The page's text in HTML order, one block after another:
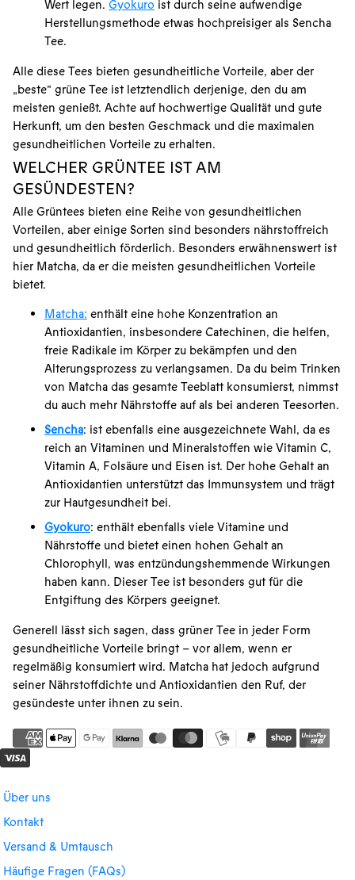
Wert legen. Gyokuro ist durch seine aufwendige
Herstellungsmethode etwas hochpreisiger als Sencha
Tee.
Alle diese Tees bieten gesundheitliche Vorteile, aber der
„beste“ grüne Tee ist letztendlich derjenige, den du am
meisten genießt. Achte auf hochwertige Qualität und gute
Herkunft, um den besten Geschmack und die maximalen
gesundheitlichen Vorteile zu erhalten.
WELCHER GRÜNTEE IST AM
GESÜNDESTEN?
Alle Grüntees bieten eine Reihe von gesundheitlichen
Vorteilen, aber einige Sorten sind besonders nährstoffreich
und gesundheitlich förderlich. Besonders erwähnenswert ist
hier Matcha, da er die meisten gesundheitlichen Vorteile
bietet.
Matcha: enthält eine hohe Konzentration an
Antioxidantien, insbesondere Catechinen, die helfen,
freie Radikale im Körper zu bekämpfen und den
Alterungsprozess zu verlangsamen. Da du beim Trinken
von Matcha das gesamte Teeblatt konsumierst, nimmst
du auch mehr Nährstoffe auf als bei anderen Teesorten.
Sencha: ist ebenfalls eine ausgezeichnete Wahl, da es
reich an Vitaminen und Mineralstoffen wie Vitamin C,
Vitamin A, Folsäure und Eisen ist. Der hohe Gehalt an
Antioxidantien unterstützt das Immunsystem und trägt
zur Hautgesundheit bei.
Gyokuro: enthält ebenfalls viele Vitamine und
Nährstoffe und bietet einen hohen Gehalt an
Chlorophyll, was entzündungshemmende Wirkungen
haben kann. Dieser Tee ist besonders gut für die
Entgiftung des Körpers geeignet.
Generell lässt sich sagen, dass grüner Tee in jeder Form
gesundheitliche Vorteile bringt – vor allem, wenn er
regelmäßig konsumiert wird. Matcha hat jedoch aufgrund
seiner Nährstoffdichte und Antioxidantien den Ruf, der
gesündeste unter ihnen zu sein.
Über uns
Kontakt
Versand & Umtausch
Häufige Fragen (FAQs)